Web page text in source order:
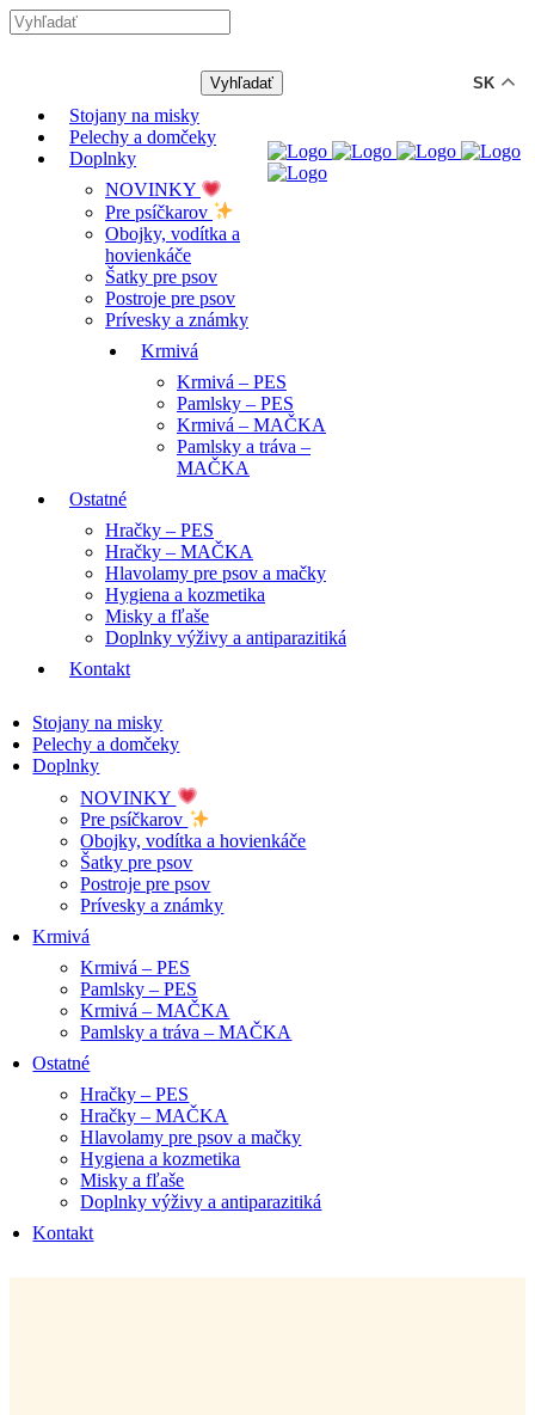
Stojany na misky
Pelechy a domčeky
Doplnky
NOVINKY
Pre psíčkarov
Obojky, vodítka a
hovienkáče
Šatky pre psov
Postroje pre psov
Prívesky a známky
Krmivá
Krmivá – PES
Pamlsky – PES
Krmivá – MAČKA
Pamlsky a tráva –
MAČKA
Ostatné
Hračky – PES
Hračky – MAČKA
Hlavolamy pre psov a mačky
Hygiena a kozmetika
Misky a fľaše
Doplnky výživy a antiparazitiká
Kontakt
Stojany na misky
Pelechy a domčeky
Doplnky
NOVINKY
Pre psíčkarov
Obojky, vodítka a hovienkáče
Šatky pre psov
Postroje pre psov
Prívesky a známky
Krmivá
Krmivá – PES
Pamlsky – PES
Krmivá – MAČKA
Pamlsky a tráva – MAČKA
Ostatné
Hračky – PES
Hračky – MAČKA
Hlavolamy pre psov a mačky
Hygiena a kozmetika
Misky a fľaše
Doplnky výživy a antiparazitiká
Kontakt
SK
-12% ZĽAVA s kódom "LETO12"